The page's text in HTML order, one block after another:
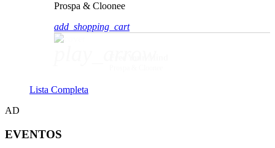
Prospa & Cloonee
add_shopping_cart
Lista Completa
AD
EVENTOS